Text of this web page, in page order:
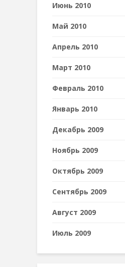
Июнь 2010
Май 2010
Апрель 2010
Март 2010
Февраль 2010
Январь 2010
Декабрь 2009
Ноябрь 2009
Октябрь 2009
Сентябрь 2009
Август 2009
Июль 2009